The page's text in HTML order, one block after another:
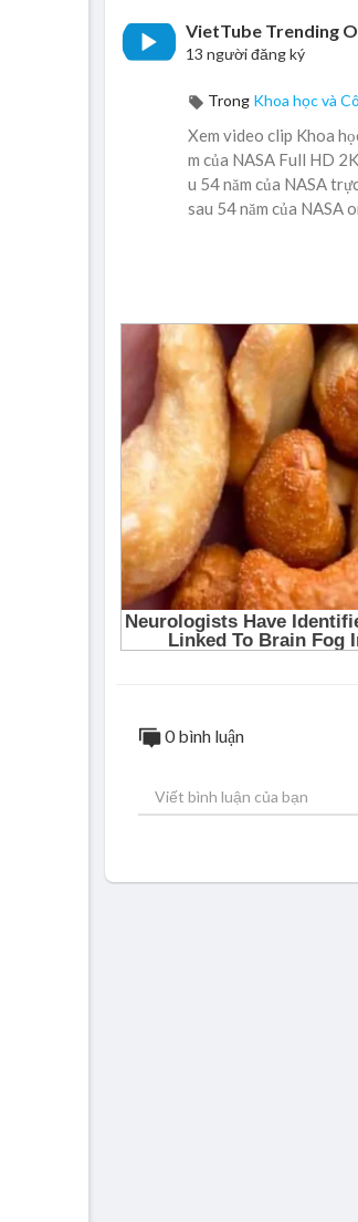
VietTube Trending
13 người đăng ký
Trong Khoa học và
Xem video clip Khoa
m của NASA Full HD
u 54 năm của NASA
sau 54 năm của NASA
0 bình luận